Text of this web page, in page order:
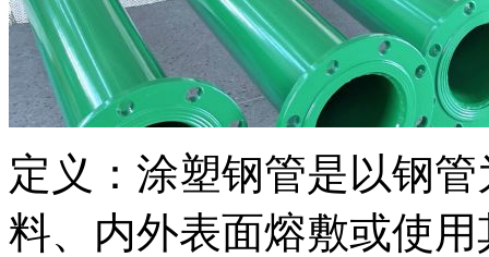
定义：涂塑钢管是以钢
料、内外表面熔敷或使